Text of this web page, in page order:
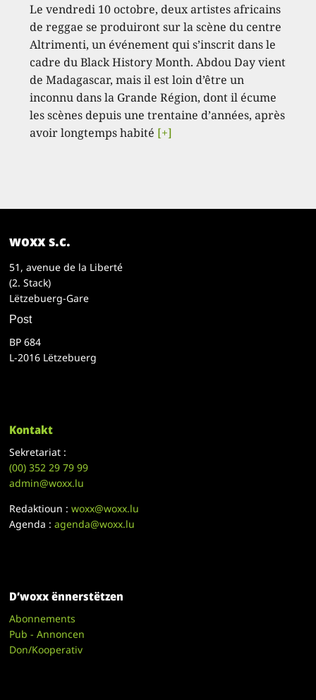
Le vendredi 10 octobre, deux artistes africains
de reggae se produiront sur la scène du centre
Altrimenti, un événement qui s’inscrit dans le
cadre du Black History Month. Abdou Day vient
de Madagascar, mais il est loin d’être un
inconnu dans la Grande Région, dont il écume
les scènes depuis une trentaine d’années, après
avoir longtemps habité [+]
woxx s.c.
51, avenue de la Liberté
(2. Stack)
Lëtzebuerg-Gare
Post
BP 684
L-2016 Lëtzebuerg
Kontakt
Sekretariat :
(00)352 29 79 99
admin@woxx.lu
Redaktioun :woxx@woxx.lu
Agenda :agenda@woxx.lu
D’woxx ënnerstëtzen
Abonnements
Pub - Annoncen
Don/Kooperativ